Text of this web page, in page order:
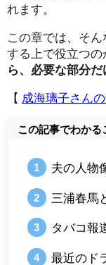
れます。
この章では、そ
する上で役立つの
ら、必要な部分だ
【 成海璃子さん
この記事でわかる
夫の人物
三浦春馬
タバコ報
最近のド